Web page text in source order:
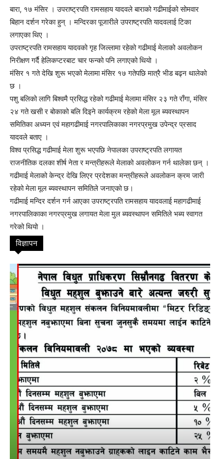
बारा, १७ मंसिर । उपराष्ट्रपति रामसहाय यादवले बाराको गढीमाईको सोमवार
बिहान दर्शन गरेका हुन् । मन्दिरका पूजारीले उपराष्ट्रपति यादवलाई टिका
लगाएका थिए ।
उपराष्ट्रपति रामसहाय यादवको गृह जिल्लामा रहेको गढीमाई मेलाको अवलोकन
निरीक्षण गर्दै हेलिकप्टरबाट चार फन्को पनि लगाएको थियो ।
मंसिर १ गते देखि शुरू भएको मेलामा मंसिर १७ गतेपछि मात्रै भीड बढ्न थालेको
छ ।
पशु बलिको लागि बिश्वमै प्रसिद्ध रहेको गढीमाई मेलामा मंसिर २३ गते राँगा, मंसिर
२४ गते खसी र बोकाको बलि दिइने कार्यक्रम रहेको मेला मूल ब्यवस्थापन
समितिका अध्यन एवं महागढीमाई नगरपालिकाका नगरप्रमुख उपेन्द्र प्रसाद
यादवले बताए ।
विश्व प्रसिद्ध गढीमाई मेला शुरू भएपछि नेपालका उपराष्ट्रपति लगायत
राजनीतिक दलका शीर्ष नेता र मन्त्रीहरूले मेलाको अवलोकन गर्न थालेका छन् ।
गढीमाई मेलाको केन्द्र देखि लिएर प्रदेशका मन्त्रीहरूले अवलोकन क्रम जारी
रहेको मेला मूल ब्यवस्थापन समितिले जनाएको छ।
गढीमाई मन्दिर दर्शन गर्न आएका उपराष्ट्रपति रामसहाय यादवलाई महागढीमाई
नगरपालिकाका नगरप्रमुख लगायत मेला मुल ब्यवस्थापन समितिले भब्य स्वागत
गरेको थियो ।
विज्ञापन